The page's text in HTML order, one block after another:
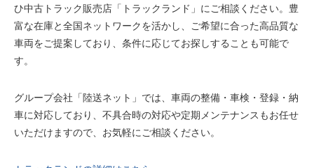
ひ中古トラック販売店「トラックランド」にご相談ください。豊
富な在庫と全国ネットワークを活かし、ご希望に合った高品質な
車両をご提案しており、条件に応じてお探しすることも可能で
す。
グループ会社「陸送ネット」では、車両の整備・車検・登録・納
車に対応しており、不具合時の対応や定期メンテナンスもお任せ
いただけますので、お気軽にご相談ください。